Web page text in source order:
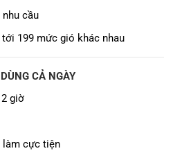
cầu
199 mức gió khác nhau
CẢ NGÀY
giờ
làm cực tiện